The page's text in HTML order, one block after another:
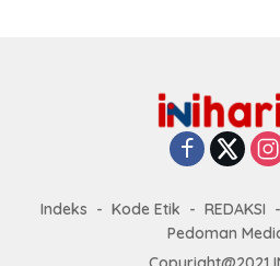
Indeks Kode Etik REDAKSI
Pedoman